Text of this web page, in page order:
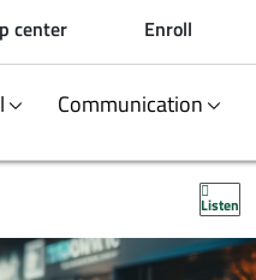
center Enroll
Communication
Listen